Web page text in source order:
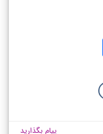
پیام بگذارید